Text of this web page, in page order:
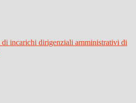
incarichi dirigenziali amministrativi di